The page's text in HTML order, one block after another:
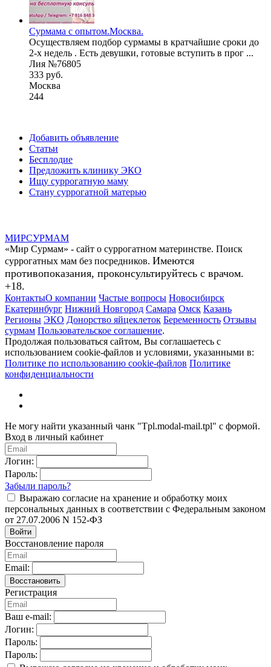
Сурмама с опытом.Москва.
Осуществляем подбор сурмамы в кратчайшие сроки до
2-х недель . Есть девушки, готовые вступить в прог ...
Лия №76805
333 руб.
Москва
244
Добавить объявление
Статьи
Бесплодие
Предложить клинику ЭКО
Ищу суррогатную маму
Стану суррогатной матерью
МИРСУРМАМ
«Мир Сурмам» - сайт о суррогатном материнстве. Поиск
суррогатных мам без посредников. Имеются
противопоказания, проконсультируйтесь с врачом.
+18.
КонтактыО компании Частые вопросы Новосибирск
Екатеринбург Нижний Новгород Самара Омск Казань
Регионы ЭКО Донорство яйцеклеток Беременность Отзывы
сурмам Пользовательское соглашение.
Продолжая пользоваться сайтом, Вы соглашаетесь с
использованием cookie-файлов и условиями, указанными в:
Политике по использованию cookie-файлов Политике
конфиденциальности
Не могу найти указанный чанк "Tpl.modal-mail.tpl" с формой.
Вход в личный кабинет
Логин:
Пароль:
Забыли пароль?
Выражаю согласие на хранение и обработку моих
персональных данных в соответствии с Федеральным законом
от 27.07.2006 N 152-ФЗ
Войти
Восстановление пароля
Email:
Восстановить
Регистрация
Ваш e-mail:
Логин:
Пароль:
Пароль: